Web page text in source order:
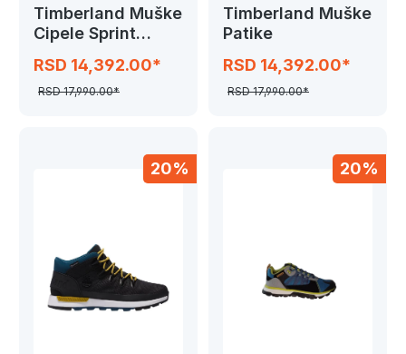
Timberland Muške
Cipele Sprint
RSD 14,392.00*
RSD 17,990.00*
Timberland Muške
Patike
RSD 14,392.00*
RSD 17,990.00*
20% 20%